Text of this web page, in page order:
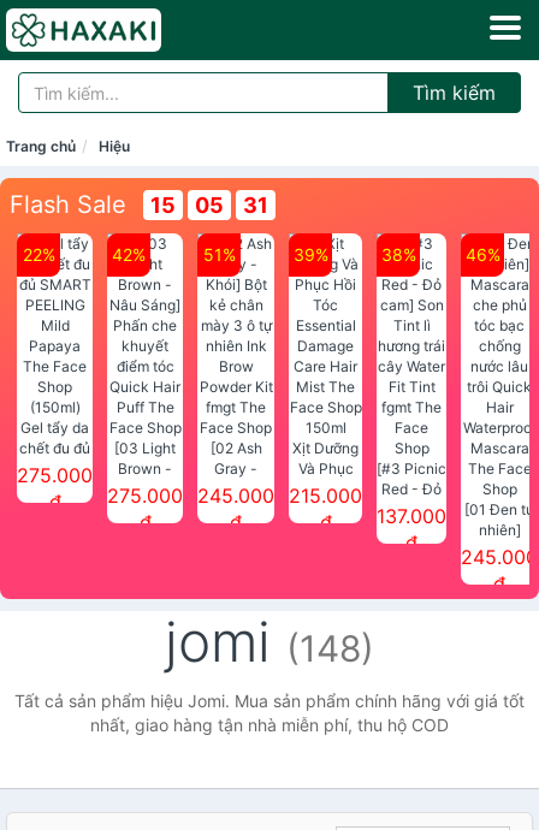
Tìm kiếm
Trang chủ Hiệu
Flash Sale 15 05 30
22%
Gel tẩy da
chết đu đủ
SMART
PEELING
275.000
đ
42%
[03 Light
Brown -
Nâu Sáng]
Phấn che
275.000
đ
51%
[02 Ash
Gray -
Khói] Bột
kẻ chân
Face Shop
245.000
đ
39%
Xịt Dưỡng
Và Phục
Hồi Tóc
Essential
215.000
đ
38%
[#3 Picnic
Red - Đỏ
cam] Son
137.000
đ
46%
[01 Đen tự
nhiên]
Mascara
che phủ
Waterproof
Mascara
245.000
đ
jomi (148)
Tất cả sản phẩm hiệu Jomi. Mua sản phẩm chính hãng với giá tốt
nhất, giao hàng tận nhà miễn phí, thu hộ COD